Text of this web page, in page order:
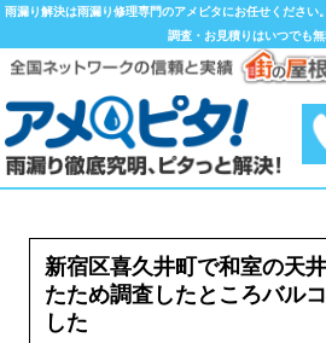
雨漏り解決は雨漏り修理専門のアメピタにお任せください
調査・お見積りはいつでも無
新宿区喜久井町で和室の天
たため調査したところバル
した